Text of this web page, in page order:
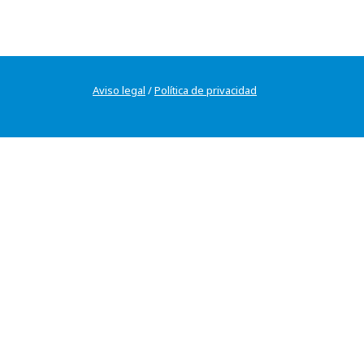
Aviso legal /Política de privacidad